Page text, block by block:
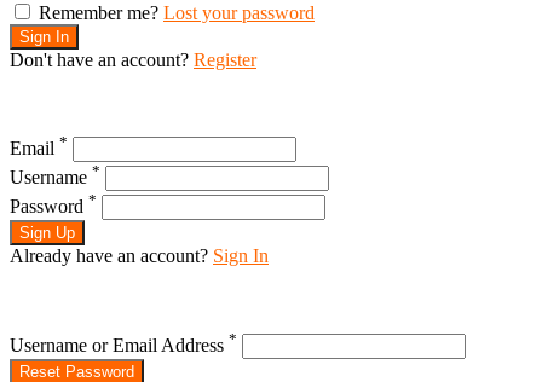
Remember me? Lost your password
Sign In
Don't have an account? Register
Email *
Username *
Password *
Sign Up
Already have an account? Sign In
Username or Email Address *
Reset Password